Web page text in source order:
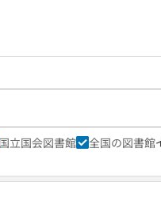
国立国会図書館 全国の図書館